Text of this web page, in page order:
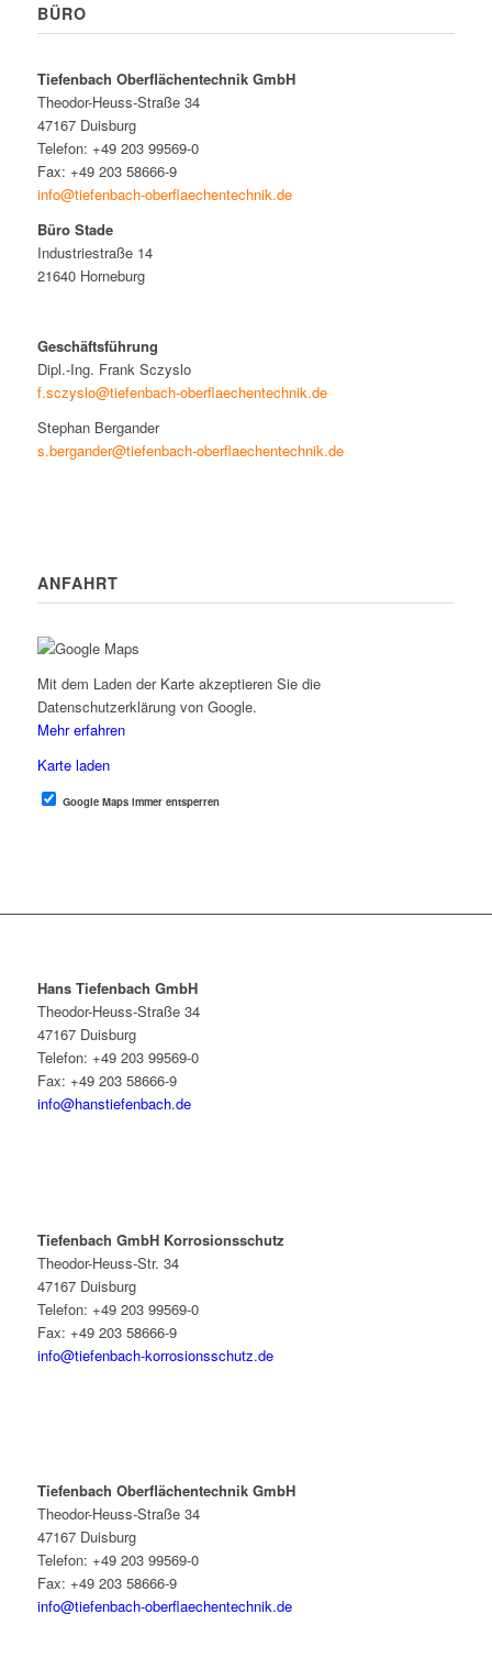
BÜRO
Tiefenbach Oberflächentechnik GmbH
Theodor-Heuss-Straße 34
47167 Duisburg
Telefon: +49 203 99569-0
Fax: +49 203 58666-9
info@tiefenbach-oberflaechentechnik.de
Büro Stade
Industriestraße 14
21640 Horneburg
Geschäftsführung
Dipl.-Ing. Frank Sczyslo
f.sczyslo@tiefenbach-oberflaechentechnik.de
Stephan Bergander
s.bergander@tiefenbach-oberflaechentechnik.de
ANFAHRT
Mit dem Laden der Karte akzeptieren Sie die
Datenschutzerklärung von Google.
Mehr erfahren
Karte laden
Google Maps immer entsperren
Hans Tiefenbach GmbH
Theodor-Heuss-Straße 34
47167 Duisburg
Telefon: +49 203 99569-0
Fax: +49 203 58666-9
info@hanstiefenbach.de
Tiefenbach GmbH Korrosionsschutz
Theodor-Heuss-Str. 34
47167 Duisburg
Telefon: +49 203 99569-0
Fax: +49 203 58666-9
info@tiefenbach-korrosionsschutz.de
Tiefenbach Oberflächentechnik GmbH
Theodor-Heuss-Straße 34
47167 Duisburg
Telefon: +49 203 99569-0
Fax: +49 203 58666-9
info@tiefenbach-oberflaechentechnik.de